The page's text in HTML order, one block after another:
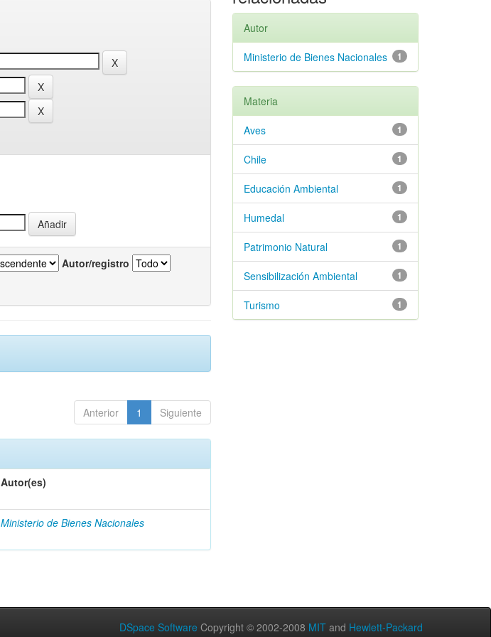
Autor/registro
Anterior 1 Siguiente
Autor(es)
Ministerio de Bienes Nacionales
Autor
1
Ministerio de Bienes Nacionales
Materia
1
Aves
1
Chile
1
Educación Ambiental
1
Humedal
1
Patrimonio Natural
1
Sensibilización Ambiental
1
Turismo
DSpace Software Copyright © 2002-2008 MIT and Hewlett-Packard